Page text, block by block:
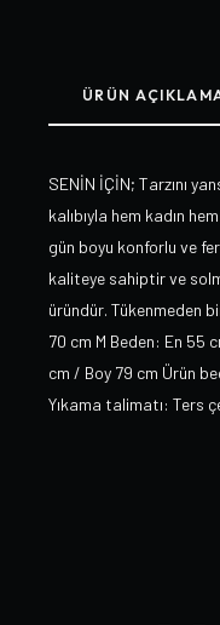
ÜRÜN
SENİN İÇİN; Tarzını
kalıbıyla hem kadın
gün boyu konforlu ve
kaliteye sahiptir ve
üründür. Tükenmeden
70 cm M Beden: En 55
cm / Boy 79 cm Ürün
Yıkama talimatı: Ters